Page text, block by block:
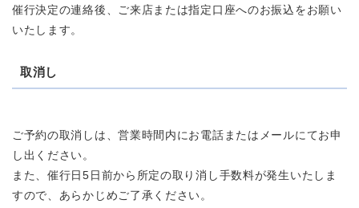
催行決定の連絡後、ご来店または指定口座へのお振込をお願い
いたします。
取消し
ご予約の取消しは、営業時間内にお電話またはメールにてお申
し出ください。
また、催行日5日前から所定の取り消し手数料が発生いたしま
すので、あらかじめご了承ください。